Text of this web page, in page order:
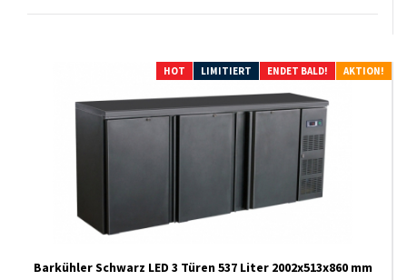
HOT LIMITIERT ENDET BALD! AKTION!
Barkühler Schwarz LED 3 Türen 537 Liter 2002x513x860 mm